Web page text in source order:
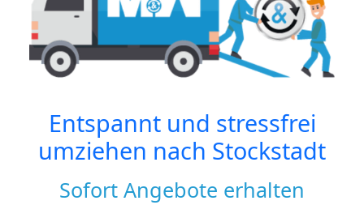
Entspannt und stressfrei
umziehen nach Stockstadt
Sofort Angebote erhalten